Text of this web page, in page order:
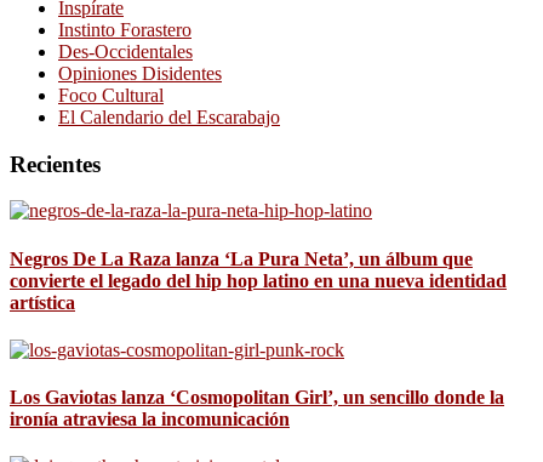
Inspírate
Instinto Forastero
Des-Occidentales
Opiniones Disidentes
Foco Cultural
El Calendario del Escarabajo
Recientes
Negros De La Raza lanza ‘La Pura Neta’, un álbum que
convierte el legado del hip hop latino en una nueva identidad
artística
Los Gaviotas lanza ‘Cosmopolitan Girl’, un sencillo donde la
ironía atraviesa la incomunicación